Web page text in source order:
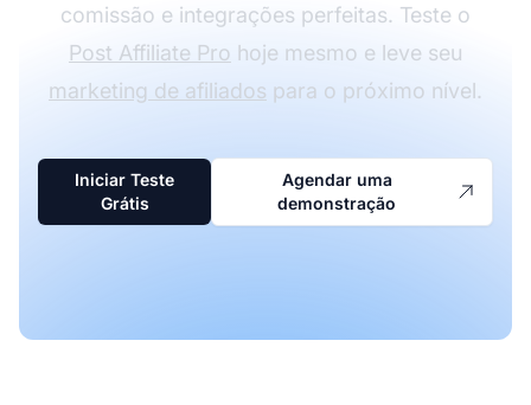
comissão e integrações perfeitas. Teste o
Post Affiliate Pro hoje mesmo e leve seu
marketing de afiliados para o próximo nível.
Iniciar Teste
Grátis
Agendar uma
demonstração